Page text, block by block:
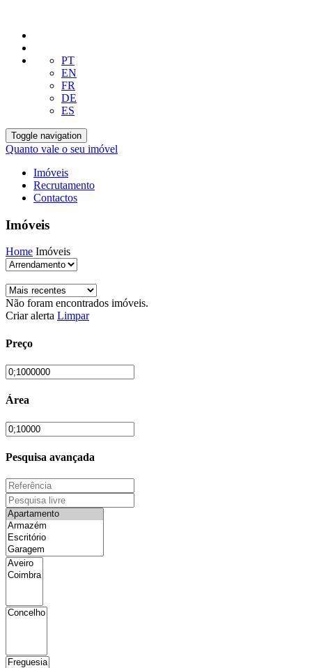
PT
EN
FR
DE
ES
Toggle navigation
Quanto vale o seu imóvel
Imóveis
Recrutamento
Contactos
Imóveis
Home Imóveis
Não foram encontrados imóveis.
Criar alerta Limpar
Preço
Área
Pesquisa avançada